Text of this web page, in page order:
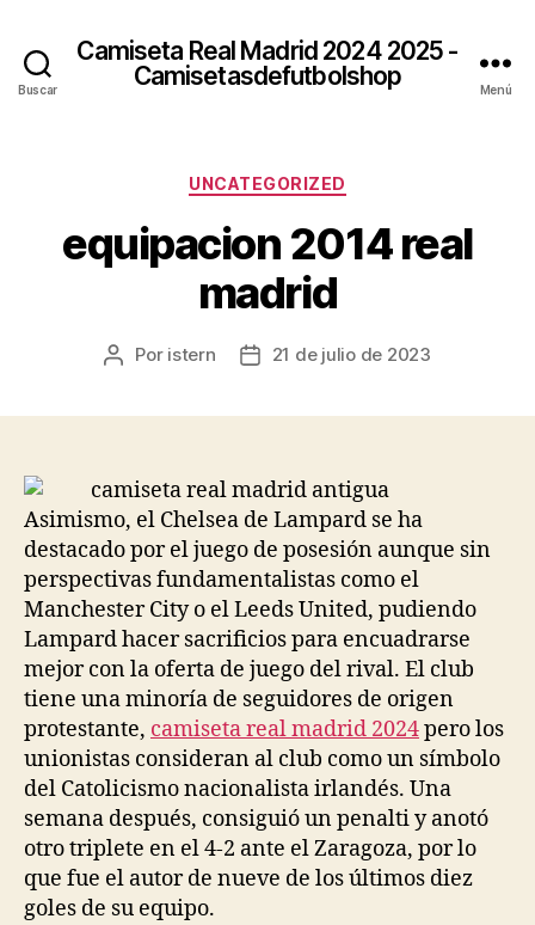
Buscar
Camiseta Real Madrid 2024 2025 -
Camisetasdefutbolshop
Menú
Categorías
UNCATEGORIZED
equipacion 2014 real
madrid
Autor
Por istern
Fecha21 de julio de 2023
Asimismo, el Chelsea de Lampard se ha
destacado por el juego de posesión aunque sin
perspectivas fundamentalistas como el
Manchester City o el Leeds United, pudiendo
Lampard hacer sacrificios para encuadrarse
mejor con la oferta de juego del rival. El club
tiene una minoría de seguidores de origen
protestante, camiseta real madrid 2024pero los
unionistas consideran al club como un símbolo
del Catolicismo nacionalista irlandés. Una
semana después, consiguió un penalti y anotó
otro triplete en el 4-2 ante el Zaragoza, por lo
que fue el autor de nueve de los últimos diez
goles de su equipo.